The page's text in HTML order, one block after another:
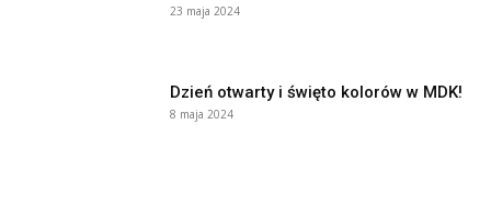
23 maja 2024
Dzień otwarty i święto kolorów w MDK!
8 maja 2024